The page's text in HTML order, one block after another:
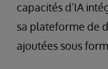
capacités d’IA
sa plateforme de
ajoutées sous